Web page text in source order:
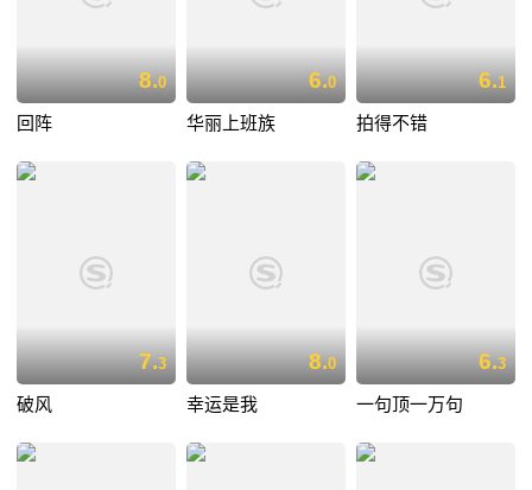
8.0
回阵
6.0
华丽上班族
6.1
拍得不错
7.3
破风
8.0
幸运是我
6.3
一句顶一万句